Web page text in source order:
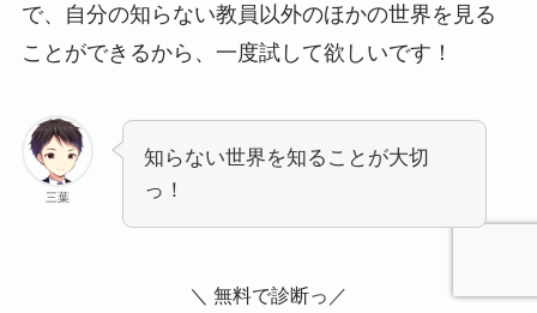
で、自分の知らない教員以外のほかの世界を見る
ことができるから、一度試して欲しいです！
三葉
知らない世界を知ることが大切
っ！
＼ 無料で診断っ／